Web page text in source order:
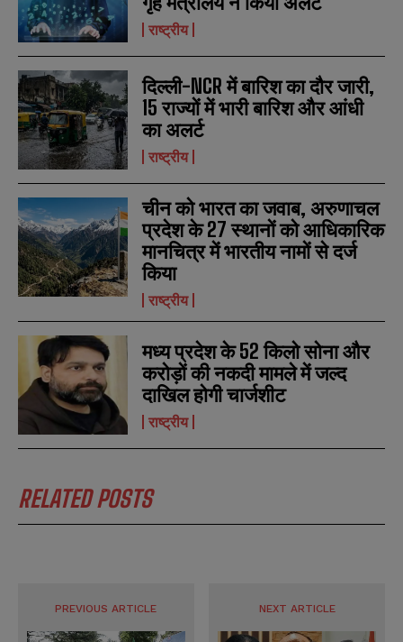
e
*
E
m
a
*
N
u
m
b
e
r
SUBMIT
e
*
E
m
a
*
N
u
m
b
e
r
SUBMIT
राष्ट्रीय
दिल्ली-NCR में बारिश का दौर जारी,
15 राज्यों में भारी बारिश और आंधी
का अलर्ट
राष्ट्रीय
चीन को भारत का जवाब, अरुणाचल
प्रदेश के 27 स्थानों को आधिकारिक
मानचित्र में भारतीय नामों से दर्ज
किया
राष्ट्रीय
मध्य प्रदेश के 52 किलो सोना और
करोड़ों की नकदी मामले में जल्द
दाखिल होगी चार्जशीट
राष्ट्रीय
RELATED POSTS
PREVIOUS ARTICLE NEXT ARTICLE